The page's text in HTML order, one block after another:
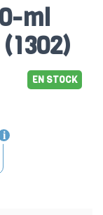
ml
EN STOCK